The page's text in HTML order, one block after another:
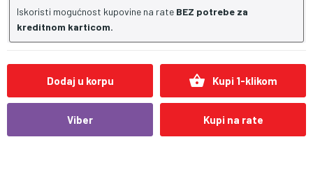
Iskoristi mogućnost kupovine na rate BEZ potrebe za
kreditnom karticom.
Dodaj u korpu shopping_basket Kupi 1-klikom
Viber Kupi na rate